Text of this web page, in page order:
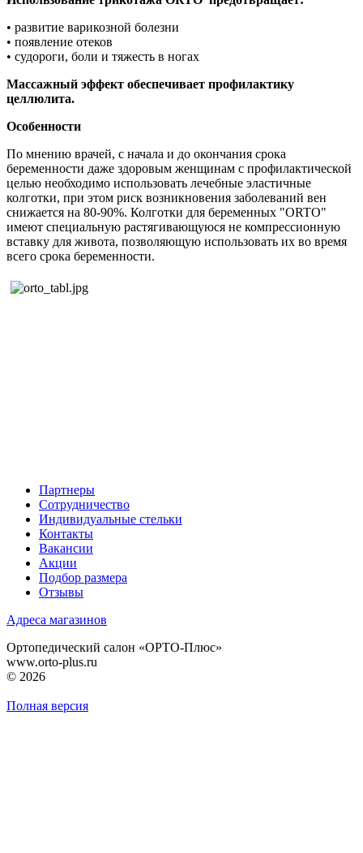
• развитие варикозной болезни
• появление отеков
• судороги, боли и тяжесть в ногах
Массажный эффект обеспечивает профилактику
целлюлита.
Особенности
По мнению врачей, с начала и до окончания срока
беременности даже здоровым женщинам с профилактической
целью необходимо использовать лечебные эластичные
колготки, при этом риск возникновения заболеваний вен
снижается на 80-90%. Колготки для беременных "ORTO"
имеют специальную растягивающуюся не компрессионную
вставку для живота, позволяющую использовать их во время
всего срока беременности.
Партнеры
Сотрудничество
Индивидуальные стельки
Контакты
Вакансии
Акции
Подбор размера
Отзывы
Адреса магазинов
Ортопедический салон «ОРТО-Плюс»
www.orto-plus.ru
© 2026
Полная версия